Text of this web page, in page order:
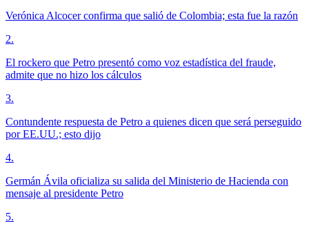
Verónica Alcocer confirma que salió de Colombia; esta fue la razón
2.
El rockero que Petro presentó como voz estadística del fraude,
admite que no hizo los cálculos
3.
Contundente respuesta de Petro a quienes dicen que será perseguido
por EE.UU.; esto dijo
4.
Germán Ávila oficializa su salida del Ministerio de Hacienda con
mensaje al presidente Petro
5.